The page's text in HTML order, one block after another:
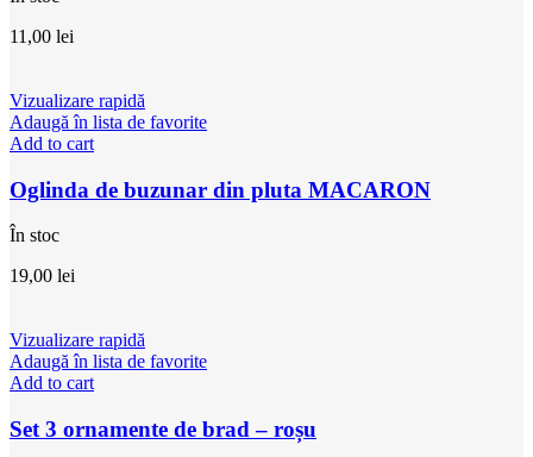
11,00 lei
Vizualizare rapidă
Adaugă în lista de favorite
Add to cart
Oglinda de buzunar din pluta MACARON
În stoc
19,00 lei
Vizualizare rapidă
Adaugă în lista de favorite
Add to cart
Set 3 ornamente de brad – roșu